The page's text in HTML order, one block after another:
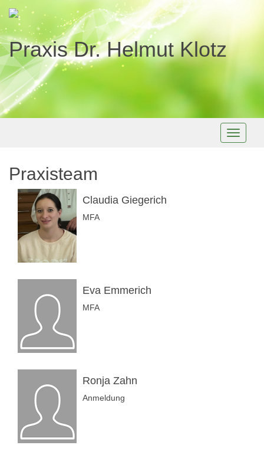
Praxis Dr. Helmut Klotz
Toggle
Praxisteam
Claudia Giegerich
MFA
Eva Emmerich
MFA
Ronja Zahn
Anmeldung